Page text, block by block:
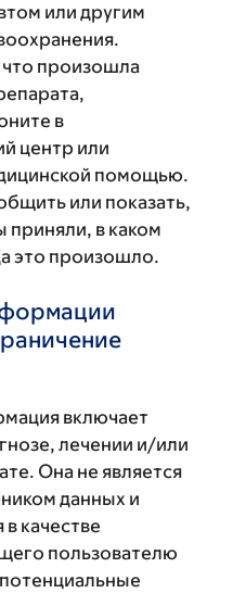
или другим
что произошла
в
центр или
помощью.
или показать,
приняли, в каком
это произошло.
включает
лечении и/или
Она не является
данных и
качестве
пользователю